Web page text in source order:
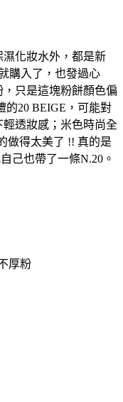
化妝水外，都是新
購入了，也發過心
只是這塊粉餅顏色偏
的20 BEIGE，可能對
透妝感；米色時尚全
做得太美了 !! 真的是
己也帶了一條N.20。
厚粉